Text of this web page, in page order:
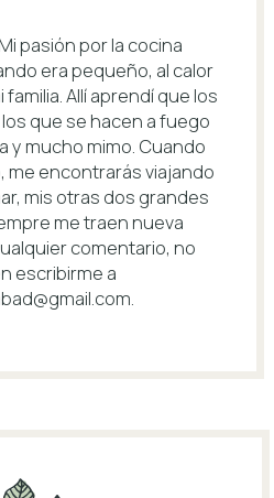
pasión por la cocina
era pequeño, al calor
Allí aprendí que los
que se hacen a fuego
y mucho mimo. Cuando
me encontrarás viajando
mis otras dos grandes
me traen nueva
comentario, no
escribirme a
.